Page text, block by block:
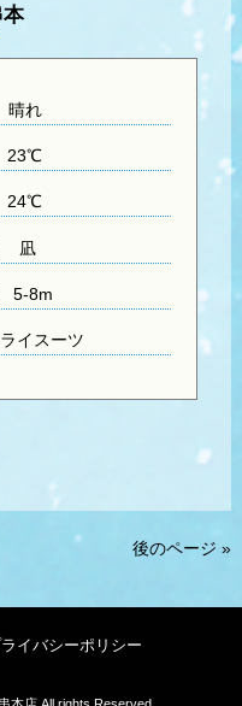
本
れ
23℃
24℃
凪
5-8m
イスーツ
後のページ »
イバシーポリシー